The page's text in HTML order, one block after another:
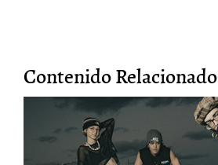
Contenido Relacionado